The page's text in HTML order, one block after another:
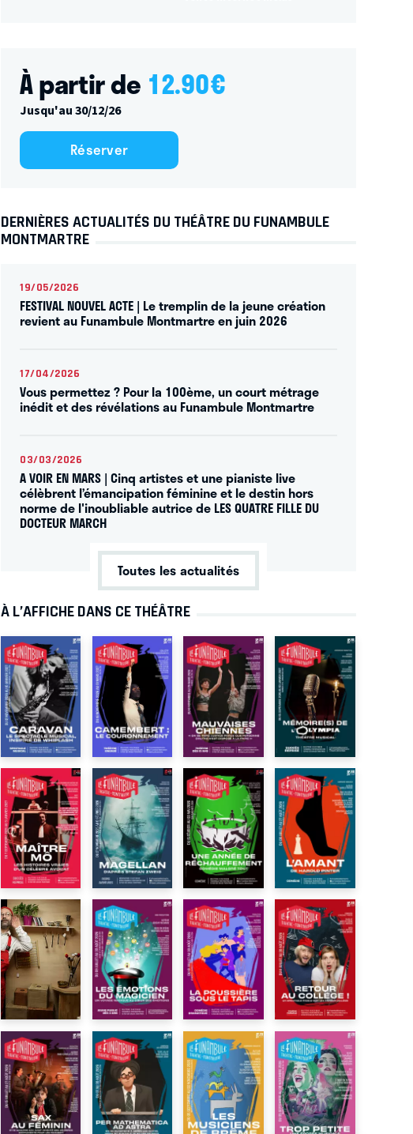
À partir de 12.90€
Jusqu'au 30/12/26
Réserver
DERNIÈRES ACTUALITÉS DU THÉÂTRE DU FUNAMBULE
MONTMARTRE
19/05/2026
FESTIVAL NOUVEL ACTE | Le tremplin de la jeune création
revient au Funambule Montmartre en juin 2026
17/04/2026
Vous permettez ? Pour la 100ème, un court métrage
inédit et des révélations au Funambule Montmartre
03/03/2026
A VOIR EN MARS | Cinq artistes et une pianiste live
célèbrent l’émancipation féminine et le destin hors
norme de l'inoubliable autrice de LES QUATRE FILLE DU
DOCTEUR MARCH
Toutes les actualités
À L’AFFICHE DANS CE THÉÂTRE